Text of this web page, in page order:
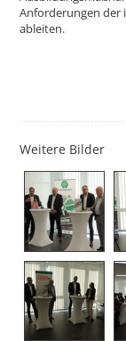
Anforderungen der
ableiten.
Weitere Bilder